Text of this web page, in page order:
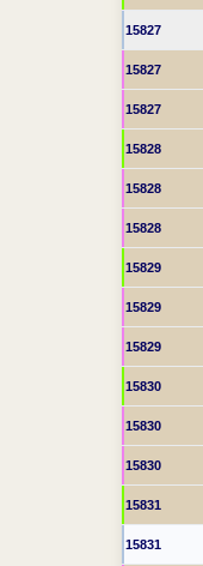
15827
15827
15827
15828
15828
15828
15829
15829
15829
15830
15830
15830
15831
15831